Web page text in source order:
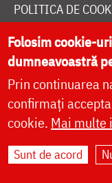
POLITICA DE
DONEAZĂ ONLINE
LIVE
Site
Folosim cookie-
dumneavoastră
Prin continuarea
confirmați
cookie. Mai multe
Sunt de acord